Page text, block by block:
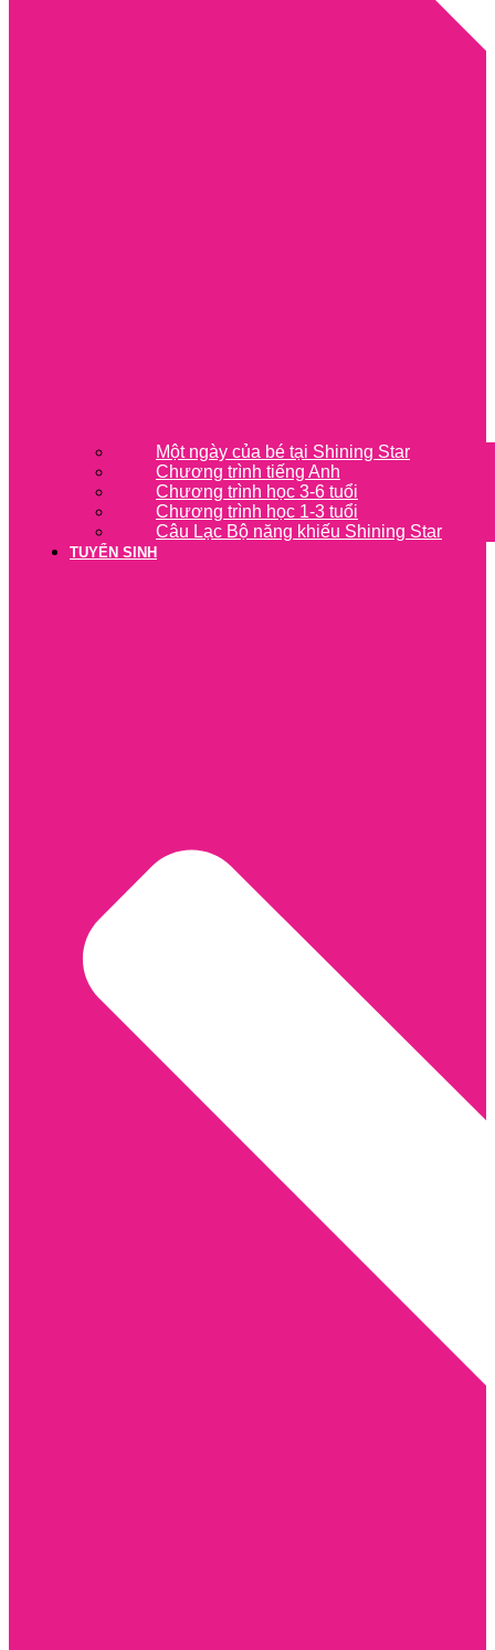
Một ngày của bé tại Shining Star
Chương trình tiếng Anh
Chương trình học 3-6 tuổi
Chương trình học 1-3 tuổi
Câu Lạc Bộ năng khiếu Shining Star
TUYỂN SINH